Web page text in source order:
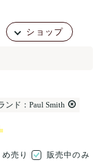
ショップ
ンド：Paul Smith
め売り
販売中のみ